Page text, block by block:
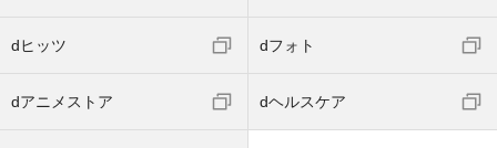
dヒッツ dフォト
dアニメストア dヘルスケア